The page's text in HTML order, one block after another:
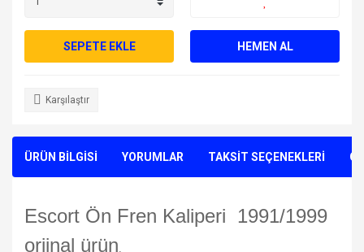
SEPETE EKLE HEMEN AL
Karşılaştır
ÜRÜN BİLGİSİ YORUMLAR TAKSİT SEÇENEKLERİ
Escort Ön Fren Kaliperi 1991/1999
orjinal ürün.